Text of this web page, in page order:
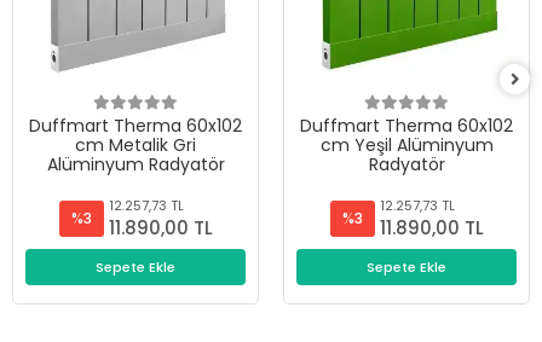
Duffmart Therma 60x102
cm Metalik Gri
Alüminyum Radyatör
%3
12.257,73 TL
11.890,00 TL
Sepete Ekle
Duffmart Therma 60x102
cm Yeşil Alüminyum
Radyatör
%3
12.257,73 TL
11.890,00 TL
Sepete Ekle